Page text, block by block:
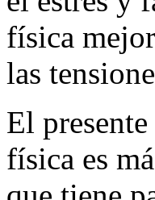
el estrés y
física
las
El